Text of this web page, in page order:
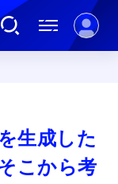
生成した
こから考